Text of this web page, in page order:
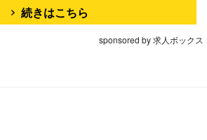
続きはこちら
sponsored by 求人ボックス